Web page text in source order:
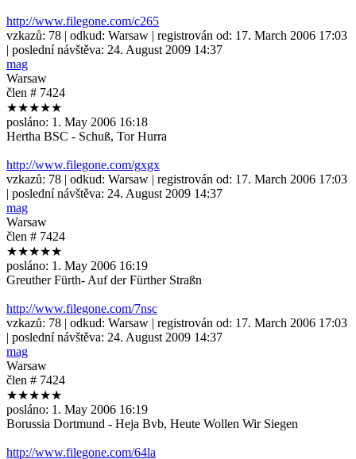
http://www.filegone.com/c265
vzkazů: 78 | odkud: Warsaw | registrován od: 17. March 2006 17:03
| poslední návštěva: 24. August 2009 14:37
mag
Warsaw
člen # 7424
★★★★★
posláno: 1. May 2006 16:18
Hertha BSC - Schuß, Tor Hurra
http://www.filegone.com/gxgx
vzkazů: 78 | odkud: Warsaw | registrován od: 17. March 2006 17:03
| poslední návštěva: 24. August 2009 14:37
mag
Warsaw
člen # 7424
★★★★★
posláno: 1. May 2006 16:19
Greuther Fürth- Auf der Fürther Straßn
http://www.filegone.com/7nsc
vzkazů: 78 | odkud: Warsaw | registrován od: 17. March 2006 17:03
| poslední návštěva: 24. August 2009 14:37
mag
Warsaw
člen # 7424
★★★★★
posláno: 1. May 2006 16:19
Borussia Dortmund - Heja Bvb, Heute Wollen Wir Siegen
http://www.filegone.com/64la